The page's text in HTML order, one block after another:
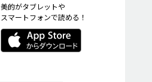
美的がタブレットや
スマートフォンで読める！